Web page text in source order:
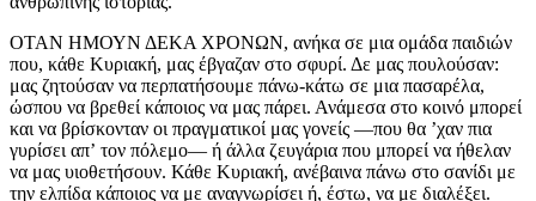
ΟΤΑΝ ΗΜΟΥΝ ΔΕΚΑ ΧΡΟΝΩΝ, ανήκα σε μια ομάδα παιδιών
που, κάθε Κυριακή, μας έβγαζαν στο σφυρί. Δε μας πουλούσαν:
μας ζητούσαν να περπατήσουμε πάνω-κάτω σε μια πασαρέλα,
ώσπου να βρεθεί κάποιος να μας πάρει. Ανάμεσα στο κοινό μπορεί
και να βρίσκονταν οι πραγματικοί μας γονείς —που θα ʼχαν πια
γυρίσει απʼ τον πόλεμο— ή άλλα ζευγάρια που μπορεί να ήθελαν
να μας υιοθετήσουν. Κάθε Κυριακή, ανέβαινα πάνω στο σανίδι με
την ελπίδα κάποιος να με αναγνωρίσει ή, έστω, να με διαλέξει.